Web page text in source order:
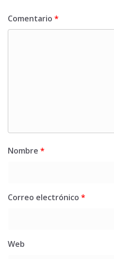
Comentario *
Nombre *
Correo electrónico *
Web